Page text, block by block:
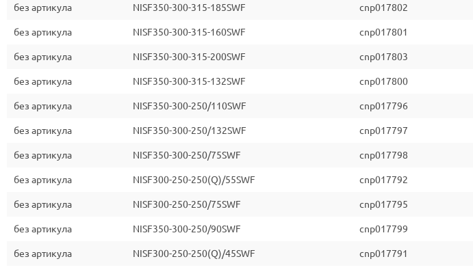
без артикула NISF350-300-315-185SWF cnp017802
без артикула NISF350-300-315-160SWF cnp017801
без артикула NISF350-300-315-200SWF cnp017803
без артикула NISF350-300-315-132SWF cnp017800
без артикула NISF350-300-250/110SWF cnp017796
без артикула NISF350-300-250/132SWF cnp017797
без артикула NISF350-300-250/75SWF cnp017798
без артикула NISF300-250-250(Q)/55SWF cnp017792
без артикула NISF300-250-250/75SWF cnp017795
без артикула NISF350-300-250/90SWF cnp017799
без артикула NISF300-250-250(Q)/45SWF cnp017791